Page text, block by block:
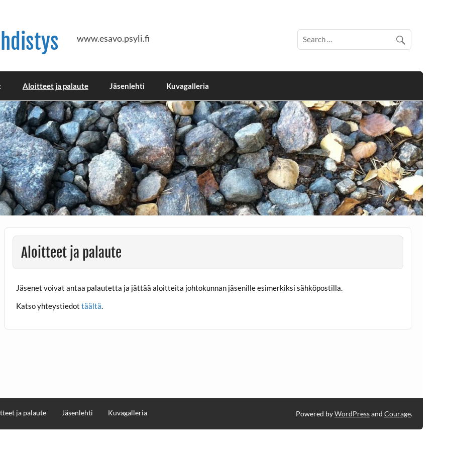
www.esavo.psyli.fi
Aloitteet ja palaute Jäsenlehti Kuvagalleria
Aloitteet ja palaute
Jäsenet voivat antaa palautetta ja jättää aloitteita johtokunnan jäsenille esimerkiksi sähköpostilla.
Katso yhteystiedottäältä.
ja palaute Jäsenlehti Kuvagalleria Powered byWordPressand Courage.